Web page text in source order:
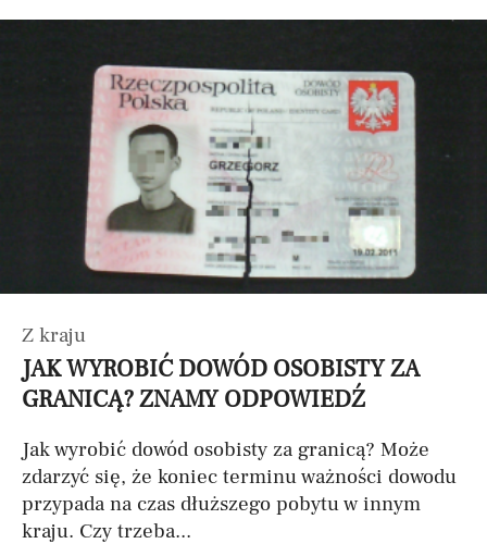
Z kraju
JAK WYROBIĆ DOWÓD OSOBISTY ZA
GRANICĄ? ZNAMY ODPOWIEDŹ
Jak wyrobić dowód osobisty za granicą? Może
zdarzyć się, że koniec terminu ważności dowodu
przypada na czas dłuższego pobytu w innym
kraju. Czy trzeba...